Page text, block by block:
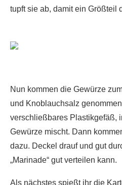
tupft sie ab, damit ein Größteil
Nun kommen die Gewürze
und Knoblauchsalz
verschließbares Plastikgefäß,
Gewürze mischt. Dann
dazu. Deckel drauf und gut
„Marinade“ gut verteilen kann.
Als nächstes spießt ihr die